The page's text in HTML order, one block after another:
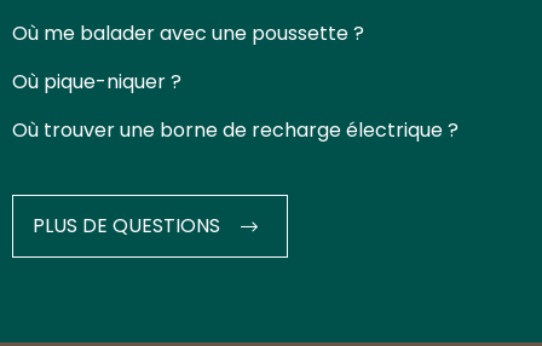
Où me balader avec une poussette ?
Où pique-niquer ?
Où trouver une borne de recharge électrique ?
PLUS DE QUESTIONS